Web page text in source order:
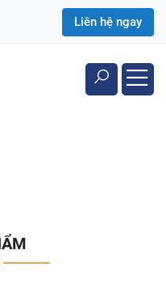
Liên hệ ngay